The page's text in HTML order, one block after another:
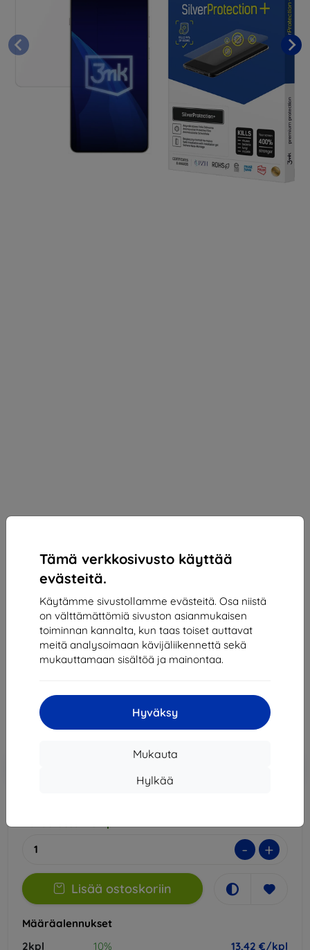
Tämä verkkosivusto käyttää
evästeitä.
Käytämme sivustollamme evästeitä. Osa niistä
on välttämättömiä sivuston asianmukaisen
toiminnan kannalta, kun taas toiset auttavat
meitä analysoimaan kävijäliikennettä sekä
mukauttamaan sisältöä ja mainontaa.
Hyväksy
Mukauta
Hylkää
3mk SilverProtection+ Protective film for OnePlus
OnePlus 13R
13,42 €
Hinta ilman ALV:tä
Alennus kupongilla
- +
Lisää ostoskoriin
Määräalennukset
2kpl
10% 13,42 €/kpl